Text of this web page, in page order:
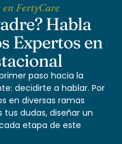
FertyCare
Habla
Expertos en
paso hacia la
decidirte a hablar. Por
en diversas ramas
dudas, diseñar un
etapa de este